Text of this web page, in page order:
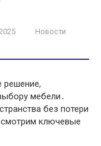
Новости
решение,
мебели․
без потери
ключевые